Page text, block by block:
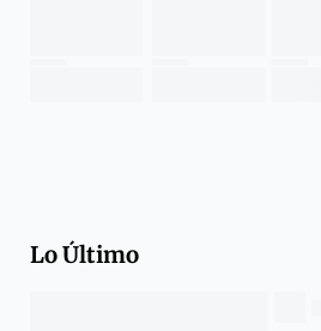
Lo Último